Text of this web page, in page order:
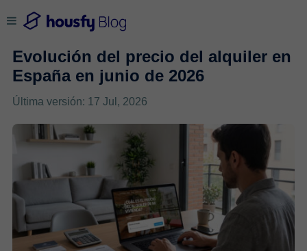
Evolución del precio del alquiler en
España en junio de 2026
Última versión: 17 Jul, 2026